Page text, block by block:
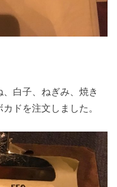
白子、ねぎみ、焼き
ドを注文しました。